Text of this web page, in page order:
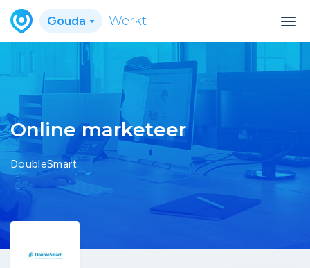
Gouda Werkt
Online marketeer
DoubleSmart